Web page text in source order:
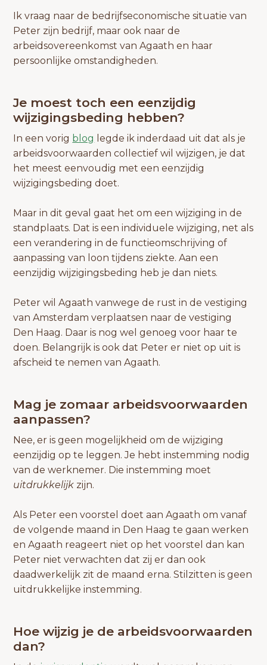
Ik vraag naar de bedrijfseconomische situatie van
Peter zijn bedrijf, maar ook naar de
arbeidsovereenkomst van Agaath en haar
persoonlijke omstandigheden.
Je moest toch een eenzijdig
wijzigingsbeding hebben?
In een vorig blog legde ik inderdaad uit dat als je
arbeidsvoorwaarden collectief wil wijzigen, je dat
het meest eenvoudig met een eenzijdig
wijzigingsbeding doet.
Maar in dit geval gaat het om een wijziging in de
standplaats. Dat is een individuele wijziging, net als
een verandering in de functieomschrijving of
aanpassing van loon tijdens ziekte. Aan een
eenzijdig wijzigingsbeding heb je dan niets.
Peter wil Agaath vanwege de rust in de vestiging
van Amsterdam verplaatsen naar de vestiging
Den Haag. Daar is nog wel genoeg voor haar te
doen. Belangrijk is ook dat Peter er niet op uit is
afscheid te nemen van Agaath.
Mag je zomaar arbeidsvoorwaarden
aanpassen?
Nee, er is geen mogelijkheid om de wijziging
eenzijdig op te leggen. Je hebt instemming nodig
van de werknemer. Die instemming moet
uitdrukkelijk zijn.
Als Peter een voorstel doet aan Agaath om vanaf
de volgende maand in Den Haag te gaan werken
en Agaath reageert niet op het voorstel dan kan
Peter niet verwachten dat zij er dan ook
daadwerkelijk zit de maand erna. Stilzitten is geen
uitdrukkelijke instemming.
Hoe wijzig je de arbeidsvoorwaarden
dan?